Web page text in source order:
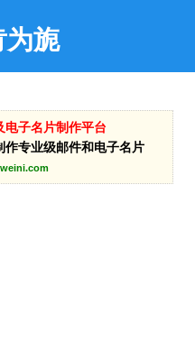
为旎
电子名片制作平台
作专业级邮件和电子名片